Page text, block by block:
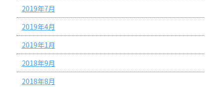
2019年7月
2019年4月
2019年1月
2018年9月
2018年8月